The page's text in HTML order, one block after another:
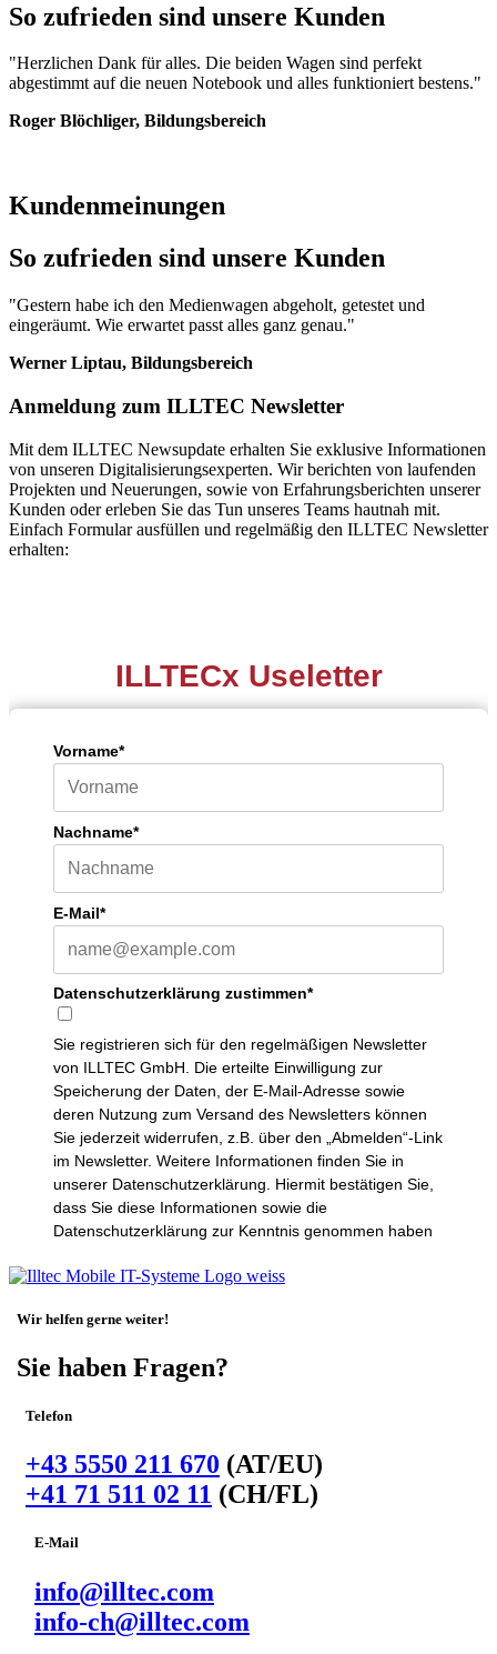
So zufrieden sind unsere Kunden
"Herzlichen Dank für alles. Die beiden Wagen sind perfekt
abgestimmt auf die neuen Notebook und alles funktioniert bestens."
Roger Blöchliger, Bildungsbereich
Kundenmeinungen
So zufrieden sind unsere Kunden
"Gestern habe ich den Medienwagen abgeholt, getestet und
eingeräumt. Wie erwartet passt alles ganz genau."
Werner Liptau, Bildungsbereich
Anmeldung zum ILLTEC Newsletter
Mit dem ILLTEC Newsupdate erhalten Sie exklusive Informationen
von unseren Digitalisierungsexperten. Wir berichten von laufenden
Projekten und Neuerungen, sowie von Erfahrungsberichten unserer
Kunden oder erleben Sie das Tun unseres Teams hautnah mit.
Einfach Formular ausfüllen und regelmäßig den ILLTEC Newsletter
erhalten:
Wir helfen gerne weiter!
Sie haben Fragen?
Telefon
+43 5550 211 670 (AT/EU)
+41 71 511 02 11 (CH/FL)
E-Mail
info@illtec.com
info-ch@illtec.com